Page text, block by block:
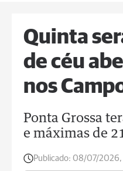
Quinta
de céu
nos
Ponta Grossa
e máximas de
Publicado: 08/07/2026,